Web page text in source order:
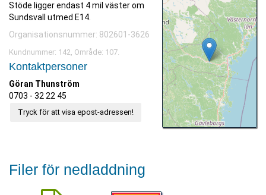
Stöde ligger endast 4 mil väster om
Sundsvall utmed E14.
Organisationsnummer: 802601-3626
Kundnummer: 142, Område: 107.
Kontaktpersoner
Göran Thunström
0703 - 32 22 45
Tryck för att visa epost-adressen!
Filer för nedladdning